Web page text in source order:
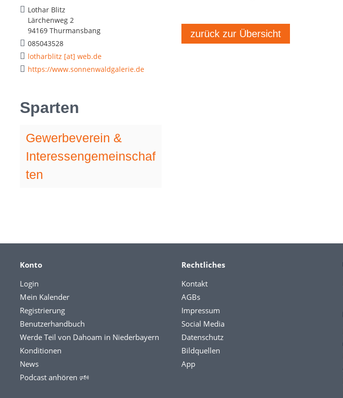
Lothar Blitz
Lärchenweg 2
94169 Thurmansbang
085043528
lotharblitz [at] web.de
https://www.sonnenwaldgalerie.de
Sparten
Gewerbeverein &
Interessengemeinschaf
ten
zurück zur Übersicht
Konto
Login
Mein Kalender
Registrierung
Benutzerhandbuch
Werde Teil von Dahoam in Niederbayern
Konditionen
News
Podcast anhören 🕬
Rechtliches
Kontakt
AGBs
Impressum
Social Media
Datenschutz
Bildquellen
App